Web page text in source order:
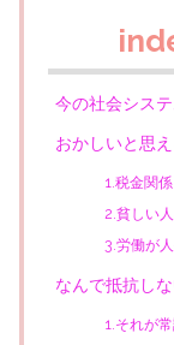
今の社会シス
おかしいと思
1.税金関係
2.貧しい
3.労働が
なんで抵抗し
1.それが